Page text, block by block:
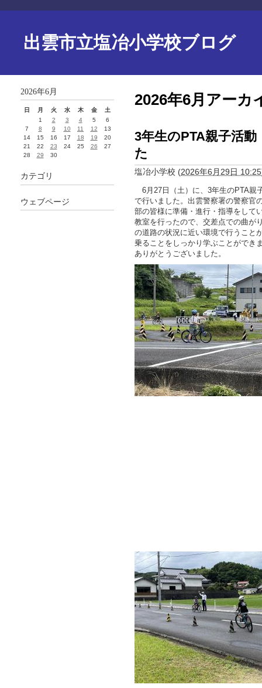
出雲市立塩冶小学校ブログ
2026年6月アーカ
3年生のPTA親子活
た
塩冶小学校 (2026年6月29日 10:25
6月27日（土）に、3年生のPTA親
で行いました。出雲警察署の警察官
部の皆様に準備・進行・指導をして
教室を行ったので、交差点での曲が
の道路の状況に近い環境で行うこと
乗ることをしっかり学ぶことができ
ありがとうございました。
2026年6月
日 月 火 水 木 金
土
1
2 3 4 5
6
7
8 9 10 11 12
13
14
15 16 17 18 19
20
21
22 23 24 25 26
27
28
29 30
カテゴリ
ウェブページ